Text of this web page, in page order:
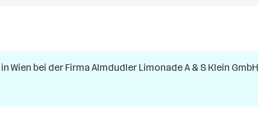
in Wien bei der Firma Almdudler Limonade A & S Klein